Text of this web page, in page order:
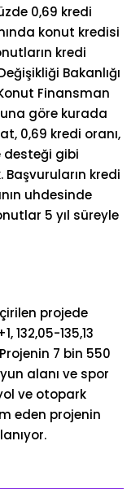
0,69 kredi
konut kredisi
kredi
Bakanlığı
Finansman
göre kurada
0,69 kredi oranı,
desteği gibi
kredi
uhdesinde
5 yıl süreyle
projede
132,05-135,13
7 bin 550
alanı ve spor
ve otopark
eden projenin